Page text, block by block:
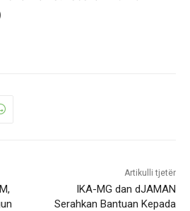
Artikulli tjetër
IKA-MG dan dJAMAN
Serahkan Bantuan Kepada